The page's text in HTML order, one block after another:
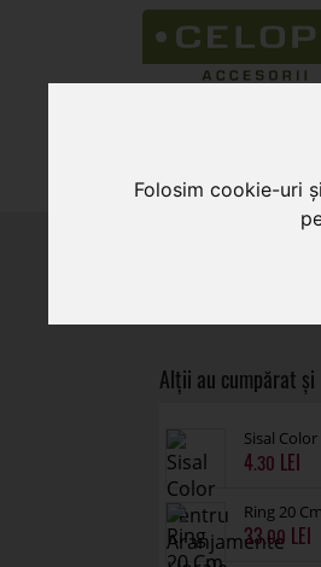
Folosim cookie-uri
Sisal
4.30
Ring 20
33.00